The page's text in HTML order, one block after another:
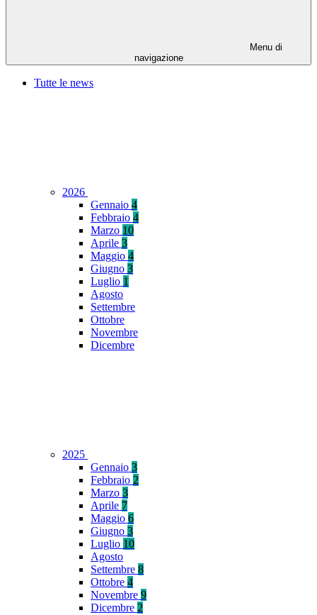
Menu di
navigazione
Tutte le news
2026
Gennaio 4
Febbraio 4
Marzo 10
Aprile 3
Maggio 4
Giugno 3
Luglio 1
Agosto
Settembre
Ottobre
Novembre
Dicembre
2025
Gennaio 3
Febbraio 2
Marzo 3
Aprile 7
Maggio 6
Giugno 3
Luglio 10
Agosto
Settembre 8
Ottobre 4
Novembre 9
Dicembre 2